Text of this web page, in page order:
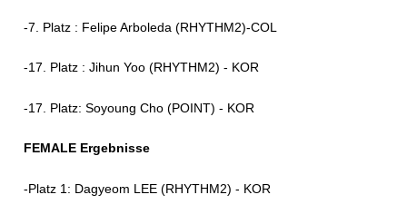
-7. Platz : Felipe Arboleda (RHYTHM2)-COL
-17. Platz : Jihun Yoo (RHYTHM2) - KOR
-17. Platz: Soyoung Cho (POINT) - KOR
FEMALE Ergebnisse
-Platz 1: Dagyeom LEE (RHYTHM2) - KOR